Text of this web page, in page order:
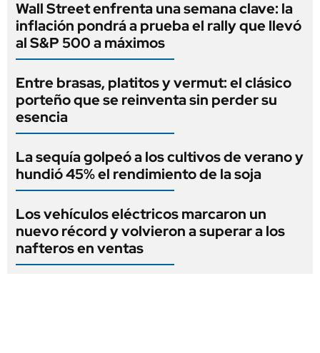
Wall Street enfrenta una semana clave: la
inflación pondrá a prueba el rally que llevó
al S&P 500 a máximos
Entre brasas, platitos y vermut: el clásico
porteño que se reinventa sin perder su
esencia
La sequía golpeó a los cultivos de verano y
hundió 45% el rendimiento de la soja
Los vehículos eléctricos marcaron un
nuevo récord y volvieron a superar a los
nafteros en ventas